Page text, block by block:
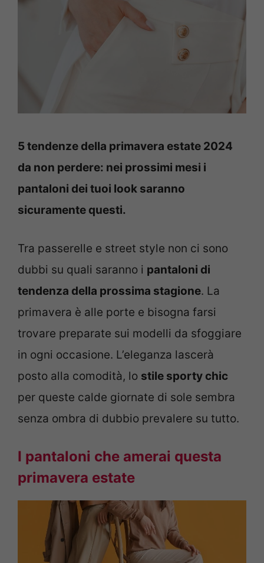
5 tendenze della primavera estate 2024
da non perdere: nei prossimi mesi i
pantaloni dei tuoi look saranno
sicuramente questi.
Tra passerelle e street style non ci sono
dubbi su quali saranno i pantaloni di
tendenza della prossima stagione. La
primavera è alle porte e bisogna farsi
trovare preparate sui modelli da sfoggiare
in ogni occasione. L’eleganza lascerà
posto alla comodità, lo stile sporty chic
per queste calde giornate di sole sembra
senza ombra di dubbio prevalere su tutto.
I pantaloni che amerai questa
primavera estate